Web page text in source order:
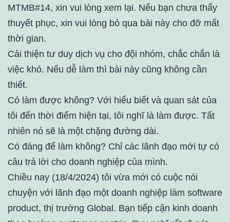
MTMB#14, xin vui lòng xem lại. Nếu bạn chưa thấy
thuyết phục, xin vui lòng bỏ qua bài này cho đỡ mất
thời gian.
Cải thiện tư duy dịch vụ cho đội nhóm, chắc chắn là
việc khó. Nếu dễ làm thì bài này cũng không cần
thiết.
Có làm được không? Với hiểu biết và quan sát của
tôi đến thời điểm hiện tại, tôi nghĩ là làm được. Tất
nhiên nó sẽ là một chặng đường dài.
Có đáng để làm không? Chỉ các lãnh đạo mới tự có
câu trả lời cho doanh nghiệp của mình.
Chiều nay (18/4/2024) tôi vừa mới có cuộc nói
chuyện với lãnh đạo một doanh nghiệp làm software
product, thị trường Global. Bạn tiếp cận kinh doanh